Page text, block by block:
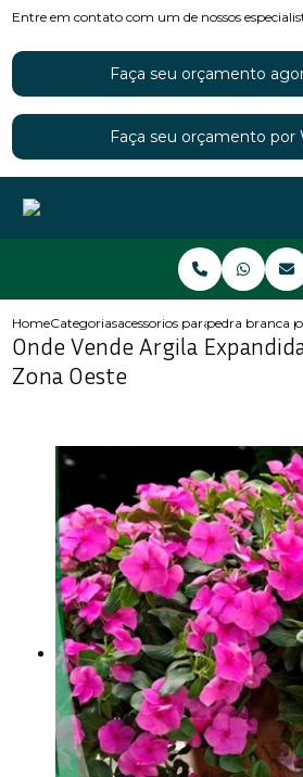
Entre em contato com um de nossos
Faça seu orçamento
Faça seu orçamento por
HomeCategoriasacessorios para jardins
pedra branca
Onde Vende Argila
Zona Oeste